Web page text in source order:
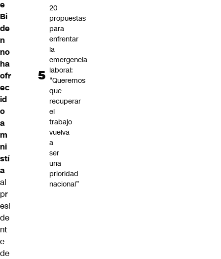
e
Bi
de
n
no
ha
ofr
ec
id
o
a
m
ni
stí
a
al
pr
esi
de
nt
e
de
20
propuestas
para
enfrentar
la
emergencia
laboral:
“Queremos
que
recuperar
el
trabajo
vuelva
a
ser
una
prioridad
nacional”